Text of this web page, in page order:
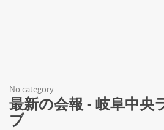
No category
最新の会報 - 岐阜中央
ブ